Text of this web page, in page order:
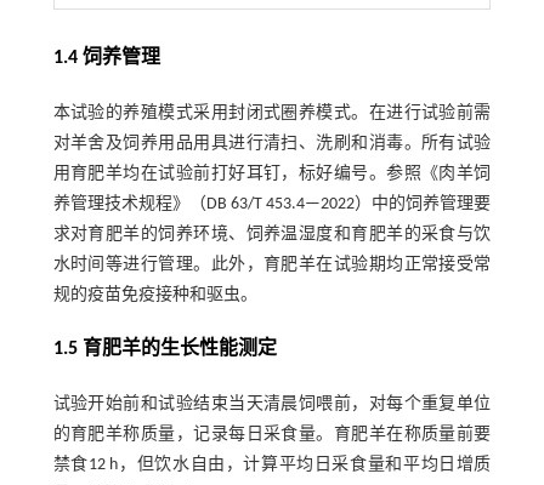
1.4 饲养管理
本试验的养殖模式采用封闭式圈养模式。在进行试验前需
对羊舍及饲养用品用具进行清扫、洗刷和消毒。所有试验
用育肥羊均在试验前打好耳钉，标好编号。参照《肉羊饲
养管理技术规程》（DB 63/T 453.4—2022）中的饲养管理要
求对育肥羊的饲养环境、饲养温湿度和育肥羊的采食与饮
水时间等进行管理。此外，育肥羊在试验期均正常接受常
规的疫苗免疫接种和驱虫。
1.5 育肥羊的生长性能测定
试验开始前和试验结束当天清晨饲喂前，对每个重复单位
的育肥羊称质量，记录每日采食量。育肥羊在称质量前要
禁食12 h，但饮水自由，计算平均日采食量和平均日增质